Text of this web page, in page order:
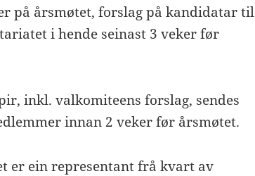
på årsmøtet, forslag på kandidatar til
i hende seinast 3 veker før
inkl. valkomiteens forslag, sendes
innan 2 veker før årsmøtet.
er ein representant frå kvart av